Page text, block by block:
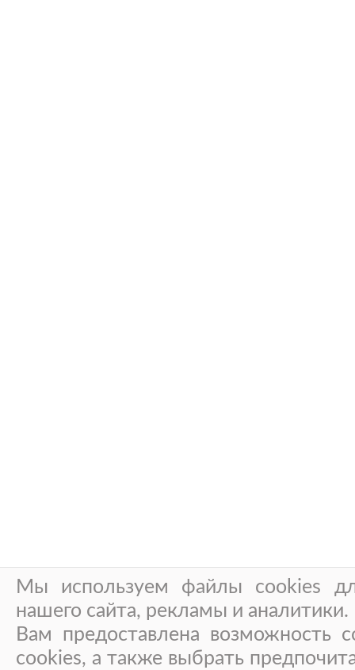
Мы используем файлы cookies
нашего сайта, рекламы и аналитики.
Вам предоставлена возможность
cookies, а также выбрать